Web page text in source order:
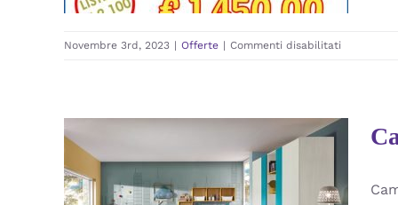
Novembre 3rd, 2023 | Offerte | Commenti disabilitati